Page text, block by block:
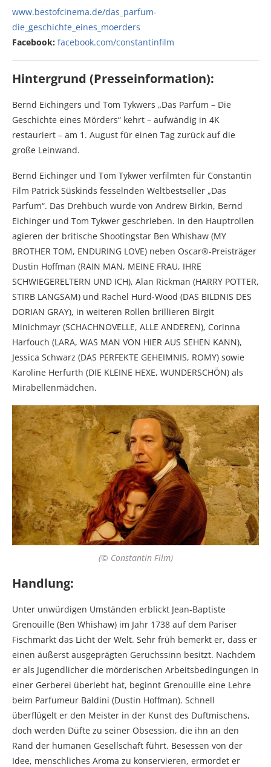
www.bestofcinema.de/das_parfum-
die_geschichte_eines_moerders
Facebook: facebook.com/constantinfilm
Hintergrund (Presseinformation):
Bernd Eichingers und Tom Tykwers „Das Parfum – Die
Geschichte eines Mörders“ kehrt – aufwändig in 4K
restauriert – am 1. August für einen Tag zurück auf die
große Leinwand.
Bernd Eichinger und Tom Tykwer verfilmten für Constantin
Film Patrick Süskinds fesselnden Weltbestseller „Das
Parfum“. Das Drehbuch wurde von Andrew Birkin, Bernd
Eichinger und Tom Tykwer geschrieben. In den Hauptrollen
agieren der britische Shootingstar Ben Whishaw (MY
BROTHER TOM, ENDURING LOVE) neben Oscar®-Preisträger
Dustin Hoffman (RAIN MAN, MEINE FRAU, IHRE
SCHWIEGERELTERN UND ICH), Alan Rickman (HARRY POTTER,
STIRB LANGSAM) und Rachel Hurd-Wood (DAS BILDNIS DES
DORIAN GRAY), in weiteren Rollen brillieren Birgit
Minichmayr (SCHACHNOVELLE, ALLE ANDEREN), Corinna
Harfouch (LARA, WAS MAN VON HIER AUS SEHEN KANN),
Jessica Schwarz (DAS PERFEKTE GEHEIMNIS, ROMY) sowie
Karoline Herfurth (DIE KLEINE HEXE, WUNDERSCHÖN) als
Mirabellenmädchen.
(© Constantin Film)
Handlung:
Unter unwürdigen Umständen erblickt Jean-Baptiste
Grenouille (Ben Whishaw) im Jahr 1738 auf dem Pariser
Fischmarkt das Licht der Welt. Sehr früh bemerkt er, dass er
einen äußerst ausgeprägten Geruchssinn besitzt. Nachdem
er als Jugendlicher die mörderischen Arbeitsbedingungen in
einer Gerberei überlebt hat, beginnt Grenouille eine Lehre
beim Parfumeur Baldini (Dustin Hoffman). Schnell
überflügelt er den Meister in der Kunst des Duftmischens,
doch werden Düfte zu seiner Obsession, die ihn an den
Rand der humanen Gesellschaft führt. Besessen von der
Idee, menschliches Aroma zu konservieren, ermordet er